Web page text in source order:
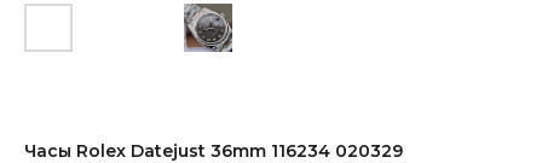
Часы Rolex Datejust 36mm 116234 020329